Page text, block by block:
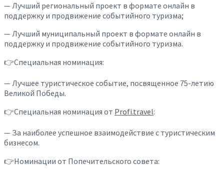
— Лучший региональный проект в формате онлайн в
поддержку и продвижение событийного туризма;
— Лучший муниципальный проект в формате онлайн в
поддержку и продвижение событийного туризма.
👉Специальная номинация:
— Лучшее туристическое событие, посвященное 75-летию
Великой Победы.
👉Специальная номинация от Profi.travel:
— За наиболее успешное взаимодействие с туристическим
бизнесом.
👉Номинации от Попечительского совета: